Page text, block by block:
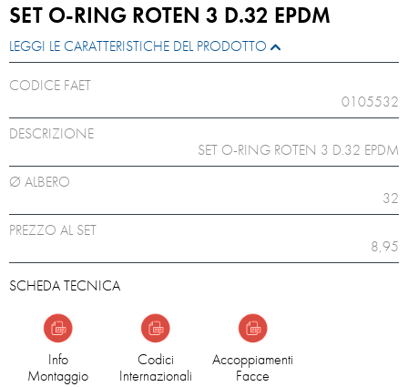
SET O-RING ROTEN 3 D.32 EPDM
LEGGI LE CARATTERISTICHE DEL PRODOTTO
CODICE FAET
0105532
DESCRIZIONE
SET O-RING ROTEN 3 D.32 EPDM
Ø ALBERO
32
PREZZO AL SET
8,95
SCHEDA TECNICA
Info
Montaggio
Codici
Internazionali
Accoppiamenti
Facce